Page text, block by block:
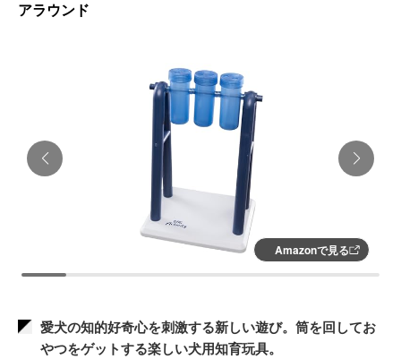
アラウンド
Amazonで見る
愛犬の知的好奇心を刺激する新しい遊び。筒を回してお
やつをゲットする楽しい犬用知育玩具。